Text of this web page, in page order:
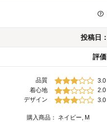
投稿日：
評価
品質
3.0
着心地
2.0
デザイン
3.0
購入商品：
ネイビー, M